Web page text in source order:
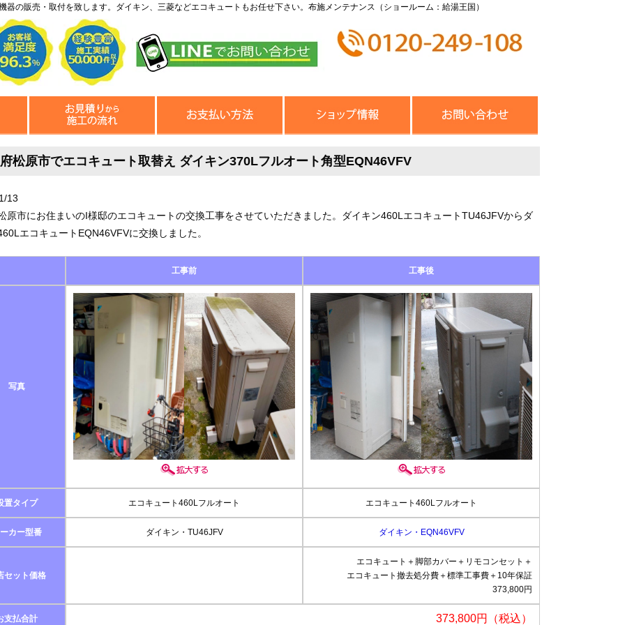
の販売・取付を致します。ダイキン、三菱などエコキュートもお任せ下さい。布施メンテナンス（ショールーム：給湯王国）
松原市でエコキュート取替え ダイキン370Lフルオート角型EQN46VFV
13
原市にお住まいのI様邸のエコキュートの交換工事をさせていただきました。ダイキン460LエコキュートTU46JFVからダ
エコキュートEQN46VFVに交換しました。
工事前 工事後
写真
置タイプ エコキュート460Lフルオート エコキュート460Lフルオート
カー型番 ダイキン・TU46JFV ダイキン・EQN46VFV
セット価格
エコキュート＋脚部カバー＋リモコンセット＋
エコキュート撤去処分費＋標準工事費＋10年保証
373,800円
支払合計 373,800円（税込）